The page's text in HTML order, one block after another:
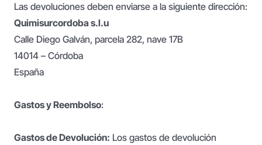
Las devoluciones deben enviarse a la siguiente dirección:
Quimisurcordoba s.l.u
Calle Diego Galván, parcela 282, nave 17B
14014 – Córdoba
España
Gastos y Reembolso:
Gastos de Devolución: Los gastos de devolución